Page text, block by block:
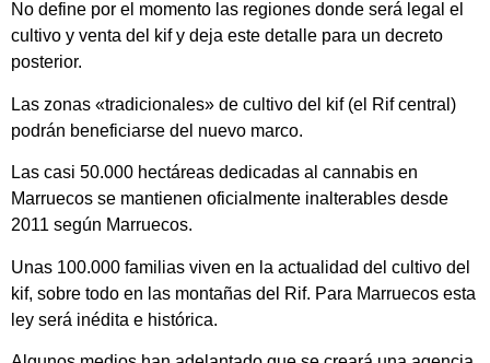
No define por el momento las regiones donde será legal el
cultivo y venta del kif y deja este detalle para un decreto
posterior.
Las zonas «tradicionales» de cultivo del kif (el Rif central)
podrán beneficiarse del nuevo marco.
Las casi 50.000 hectáreas dedicadas al cannabis en
Marruecos se mantienen oficialmente inalterables desde
2011 según Marruecos.
Unas 100.000 familias viven en la actualidad del cultivo del
kif, sobre todo en las montañas del Rif. Para Marruecos esta
ley será inédita e histórica.